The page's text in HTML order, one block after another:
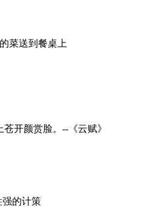
的菜送到餐桌上
开颜赏脸。--《云赋》
强的计策